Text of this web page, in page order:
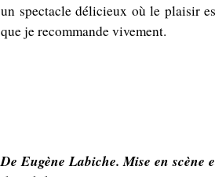
un spectacle délicieux où le plaisir
que je recommande vivement.
De Eugène Labiche. Mise en